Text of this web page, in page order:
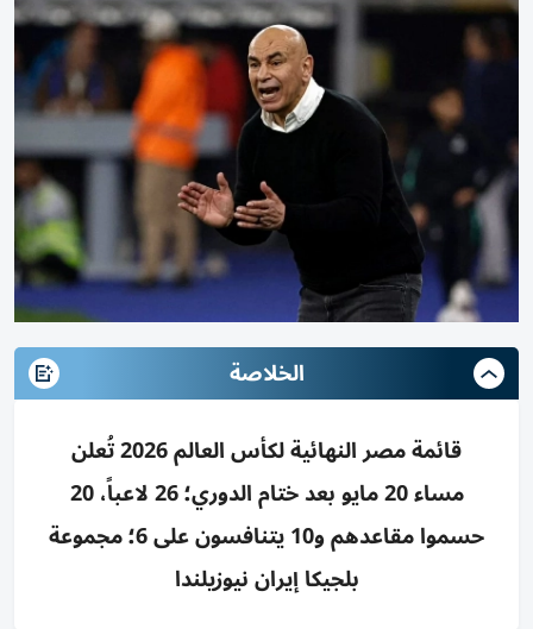
الخلاصة
قائمة مصر النهائية لكأس العالم 2026 تُعلن
مساء 20 مايو بعد ختام الدوري؛ 26 لاعباً، 20
حسموا مقاعدهم و10 يتنافسون على 6؛ مجموعة
بلجيكا إيران نيوزيلندا